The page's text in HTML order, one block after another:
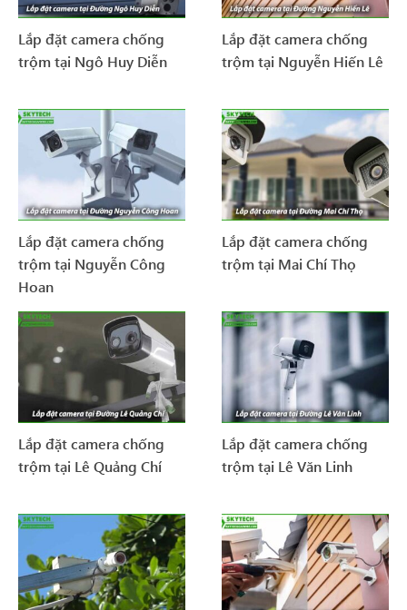
Lắp đặt camera chống
trộm tại Ngô Huy Diễn
Lắp đặt camera chống
trộm tại Nguyễn Hiến Lê
Lắp đặt camera chống
trộm tại Nguyễn Công
Hoan
Lắp đặt camera chống
trộm tại Mai Chí Thọ
Lắp đặt camera chống
trộm tại Lê Quảng Chí
Lắp đặt camera chống
trộm tại Lê Văn Linh